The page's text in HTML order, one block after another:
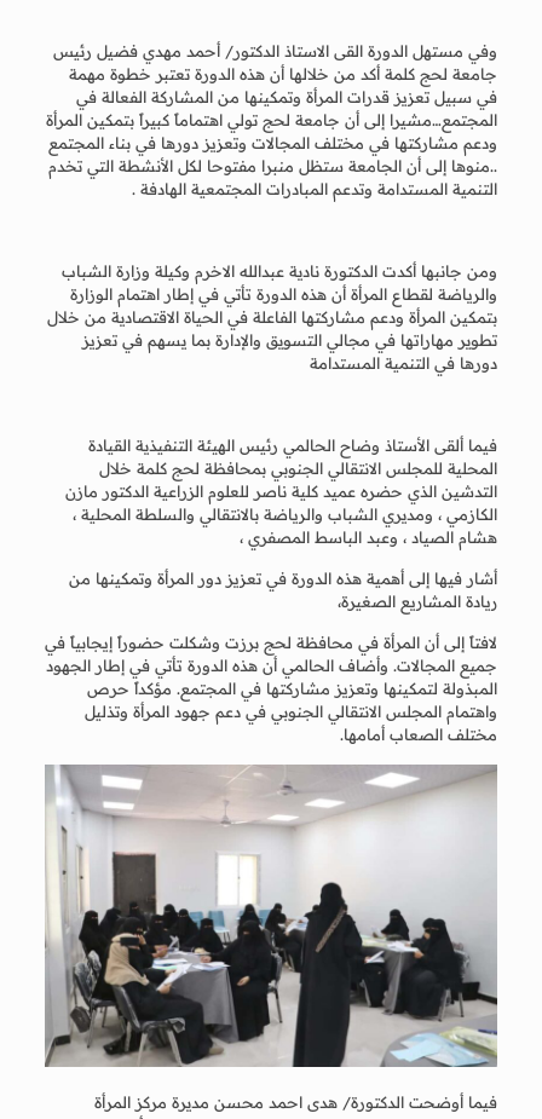
وفي مستهل الدورة القى الاستاذ الدكتور/ أحمد مهدي فضيل رئيس
جامعة لحج كلمة أكد من خلالها أن هذه الدورة تعتبر خطوة مهمة
في سبيل تعزيز قدرات المرأة وتمكينها من المشاركة الفعالة في
المجتمع…مشيرا إلى أن جامعة لحج تولي اهتماماً كبيراً بتمكين المرأة
ودعم مشاركتها في مختلف المجالات وتعزيز دورها في بناء المجتمع
..منوها إلى أن الجامعة ستظل منبرا مفتوحا لكل الأنشطة التي تخدم
التنمية المستدامة وتدعم المبادرات المجتمعية الهادفة .
ومن جانبها أكدت الدكتورة نادية عبدالله الاخرم وكيلة وزارة الشباب
والرياضة لقطاع المرأة أن هذه الدورة تأتي في إطار اهتمام الوزارة
بتمكين المرأة ودعم مشاركتها الفاعلة في الحياة الاقتصادية من خلال
تطوير مهاراتها في مجالي التسويق والإدارة بما يسهم في تعزيز
دورها في التنمية المستدامة
فيما ألقى الأستاذ وضاح الحالمي رئيس الهيئة التنفيذية القيادة
المحلية للمجلس الانتقالي الجنوبي بمحافظة لحج كلمة خلال
التدشين الذي حضره عميد كلية ناصر للعلوم الزراعية الدكتور مازن
الكازمي ، ومديري الشباب والرياضة بالانتقالي والسلطة المحلية ،
هشام الصياد ، وعبد الباسط المصفري ،
أشار فيها إلى أهمية هذه الدورة في تعزيز دور المرأة وتمكينها من
ريادة المشاريع الصغيرة،
لافتاً إلى أن المرأة في محافظة لحج برزت وشكلت حضوراً إيجابياً في
جميع المجالات. وأضاف الحالمي أن هذه الدورة تأتي في إطار الجهود
المبذولة لتمكينها وتعزيز مشاركتها في المجتمع. مؤكداً حرص
واهتمام المجلس الانتقالي الجنوبي في دعم جهود المرأة وتذليل
مختلف الصعاب أمامها.
فيما أوضحت الدكتورة/ هدى احمد محسن مديرة مركز المرأة